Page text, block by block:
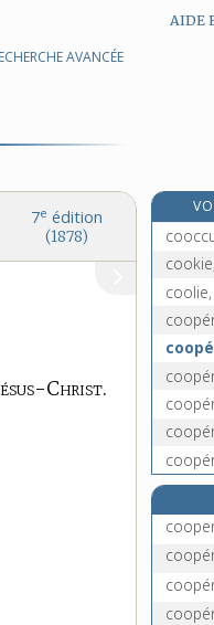
AVANCÉE
AIDE
7e édition
(1878)
Christ.
coolie,